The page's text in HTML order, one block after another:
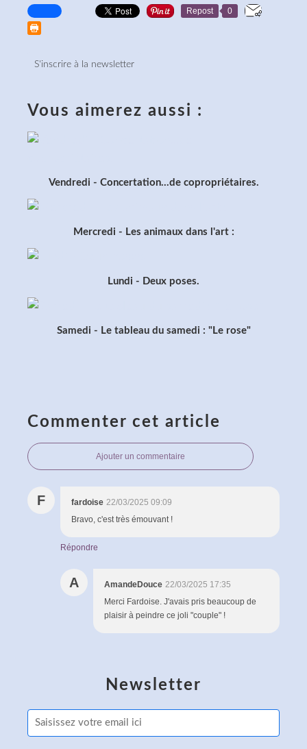
Repost 0
S'inscrire à la newsletter
Vous aimerez aussi :
Vendredi - Concertation...de copropriétaires.
Mercredi - Les animaux dans l'art :
Lundi - Deux poses.
Samedi - Le tableau du samedi : "Le rose"
Commenter cet article
Ajouter un commentaire
F fardoise 22/03/2025 09:09
Bravo, c'est très émouvant !
Répondre
A AmandeDouce 22/03/2025 17:35
Merci Fardoise. J'avais pris beaucoup de
plaisir à peindre ce joli "couple" !
Newsletter